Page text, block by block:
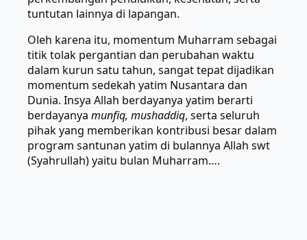
tuntutan lainnya di lapangan.
Oleh karena itu, momentum Muharram sebagai
titik tolak pergantian dan perubahan waktu
dalam kurun satu tahun, sangat tepat dijadikan
momentum sedekah yatim Nusantara dan
Dunia. Insya Allah berdayanya yatim berarti
berdayanya munfiq, mushaddiq, serta seluruh
pihak yang memberikan kontribusi besar dalam
program santunan yatim di bulannya Allah swt
(Syahrullah) yaitu bulan Muharram….